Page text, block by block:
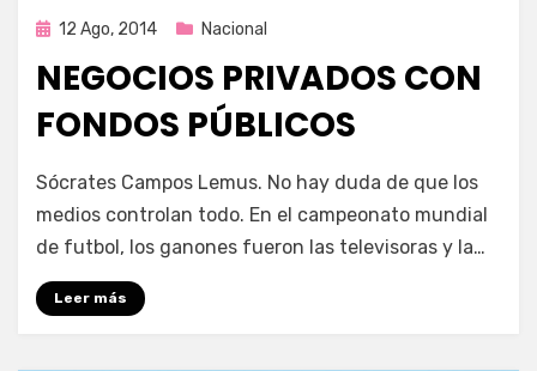
Publicada
12 Ago, 2014 Nacional
NEGOCIOS PRIVADOS CON
FONDOS PÚBLICOS
Enrique
Sócrates Campos Lemus. No hay duda de que los
medios controlan todo. En el campeonato mundial
de futbol, los ganones fueron las televisoras y la…
Leer más